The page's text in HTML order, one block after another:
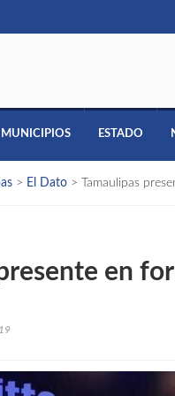
MUNICIPIOS ESTADO
> El Dato > Tamaulipas
en